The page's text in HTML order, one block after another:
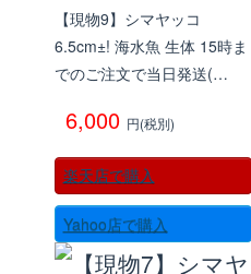
【現物9】シマヤッコ
6.5cm±! 海水魚 生体 15時ま
でのご注文で当日発送(…
6,000 円(税別)
楽天店で購入
Yahoo店で購入